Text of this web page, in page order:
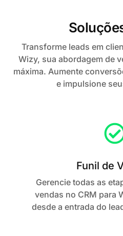
Transforme leads em
Wizy, sua abordagem de
máxima. Aumente
e impulsione
Funil de
Gerencie todas as
vendas no CRM para
desde a entrada do